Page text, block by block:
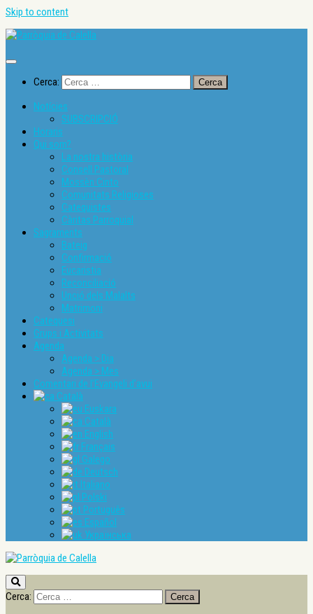
Skip to content
Cerca:
Notícies
SUBSCRIPCIÓ
Horaris
Qui som?
La nostra història
Consell Pastoral
Mossèn Cinto
Comunitats Religioses
Catequistes
Càritas Parroquial
Sagraments
Bateig
Confirmació
Eucaristia
Reconciliació
Unció dels Malalts
Matrimoni
Catequesi
Grups i Activitats
Agenda
Agenda > Dia
Agenda > Mes
Comentari de l’Evangeli d’avui
Català
Euskara
Català
English
Français
Galego
Deutsch
Italiano
Polski
Português
Español
Українська
Cerca: